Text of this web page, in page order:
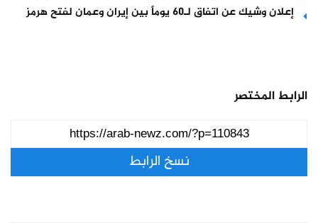
إعلان وشيك عن اتفاق لـ60 يوماً بين إيران وعمان لفتح هرمز
الرابط المختصر
نسخ الرابط